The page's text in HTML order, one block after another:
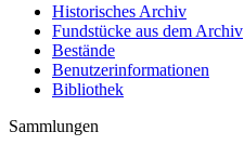
Historisches Archiv
Fundstücke aus dem Archiv
Bestände
Benutzerinformationen
Bibliothek
Sammlungen